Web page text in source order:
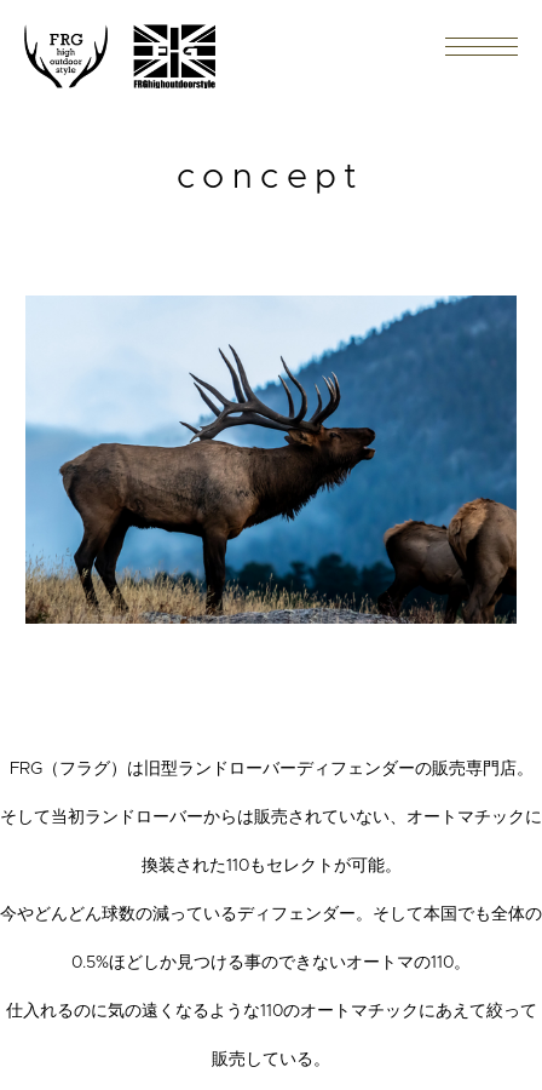
concept
FRG（フラグ）は旧型ランドローバーディフェンダーの販売専門店。
そして当初ランドローバーからは販売されていない、オートマチックに
換装された110もセレクトが可能。
今やどんどん球数の減っているディフェンダー。そして本国でも全体の
0.5%ほどしか見つける事のできないオートマの110。
仕入れるのに気の遠くなるような110のオートマチックにあえて絞って
販売している。